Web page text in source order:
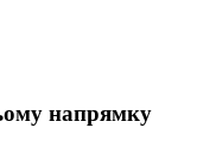
напрямку